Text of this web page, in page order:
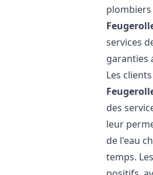
plombiers
services
garanties
Les
des
leur
de l'eau
temps.